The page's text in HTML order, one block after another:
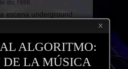
dic 1996
escena underground
que mezclan techno,
comienzan a tejer
ALGORITMO:
LA MÚSICA